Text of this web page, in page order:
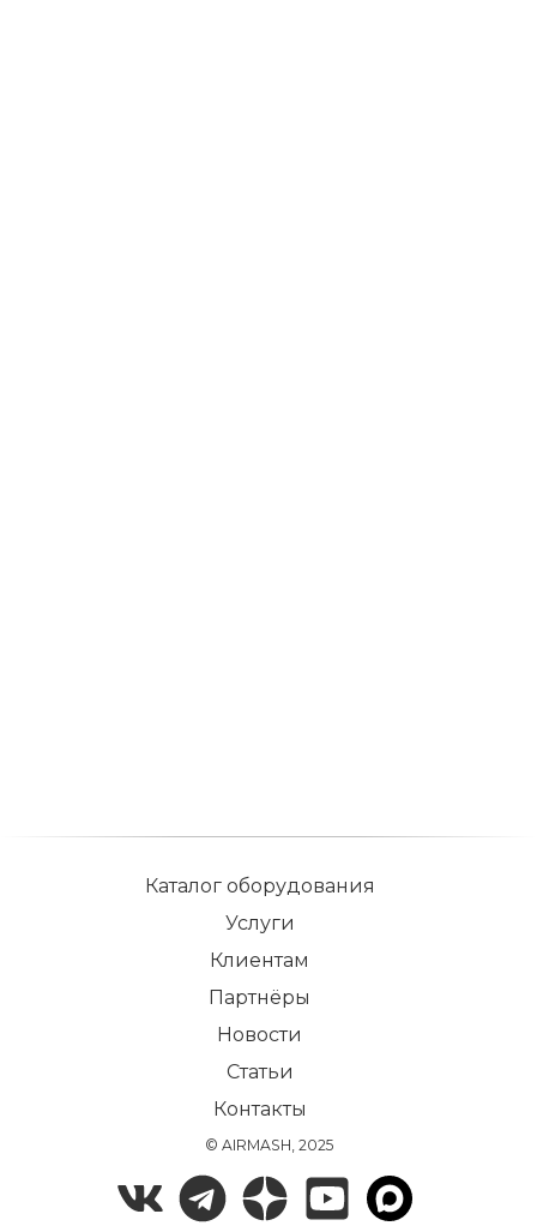
© AIRMASH, 2025
Каталог оборудования
Услуги
Клиентам
Партнёры
Новости
Статьи
Контакты